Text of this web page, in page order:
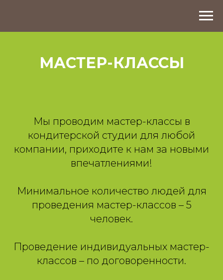
МАСТЕР-КЛАССЫ
Мы проводим мастер-классы в
кондитерской студии для любой
компании, приходите к нам за новыми
впечатлениями!
Минимальное количество людей для
проведения мастер-классов – 5
человек.
Проведение индивидуальных мастер-
классов – по договоренности.